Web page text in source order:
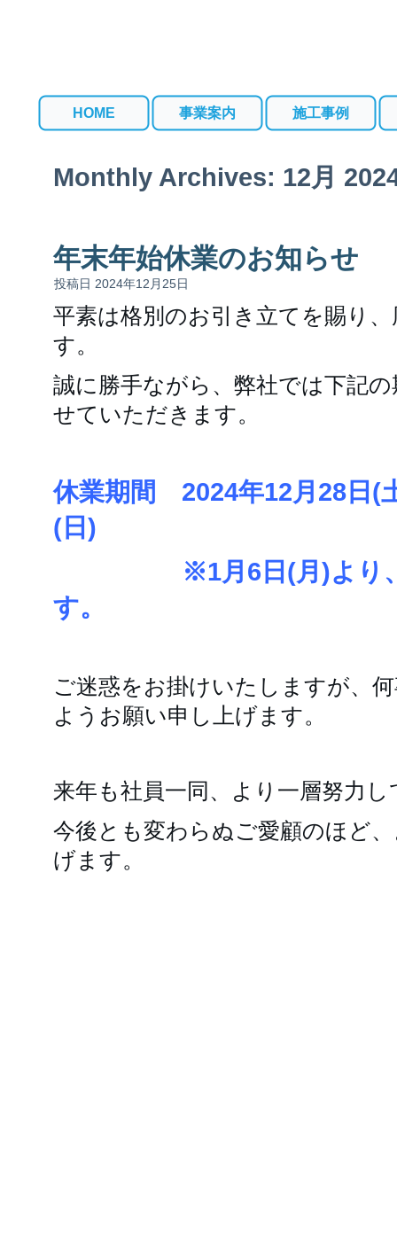
HOME 事業案内 施工事例
Monthly Archives: 12月
年末年始休業のお知らせ
投稿日 2024年12月25日
平素は格別のお引き立てを賜り
す。
誠に勝手ながら、弊社では下記
せていただきます。
休業期間 2024年12月28日(
(日)
※1月6日(月)より、通
す。
ご迷惑をお掛けいたしますが、
ようお願い申し上げます。
来年も社員一同、より一層努力
今後とも変わらぬご愛顧のほど
げます。